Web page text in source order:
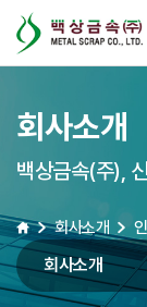
회사소개
백상금속(주),
회사소개
회사소개